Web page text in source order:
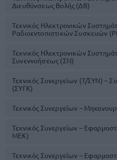
Διευθύνσεως Βολής (ΔΒ)
Τεχνικός Ηλεκτρονικών
Ραδιοεντοπιστικών Συσκευών
Τεχνικός Ηλεκτρονικών
Συνεννοήσεως (ΣΝ)
Τεχνικός Συνεργείων (Τ/ΣΥΝ) –
(ΣΥΓΚ)
Τεχνικός Συνεργείων –
Τεχνικός Συνεργείων –
ΜΕΚ)
Τεχνικός Συνεργείων –